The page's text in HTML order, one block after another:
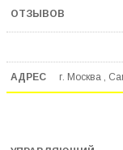
г. Москва ,